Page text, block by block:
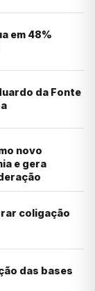
em 48%
da Fonte
novo
e gera
coligação
das bases